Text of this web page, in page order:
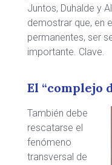
Juntos, Duhalde y
demostrar que, en
permanentes, ser
importante. Clave.
El “complejo
También debe
rescatarse el
fenómeno
transversal de